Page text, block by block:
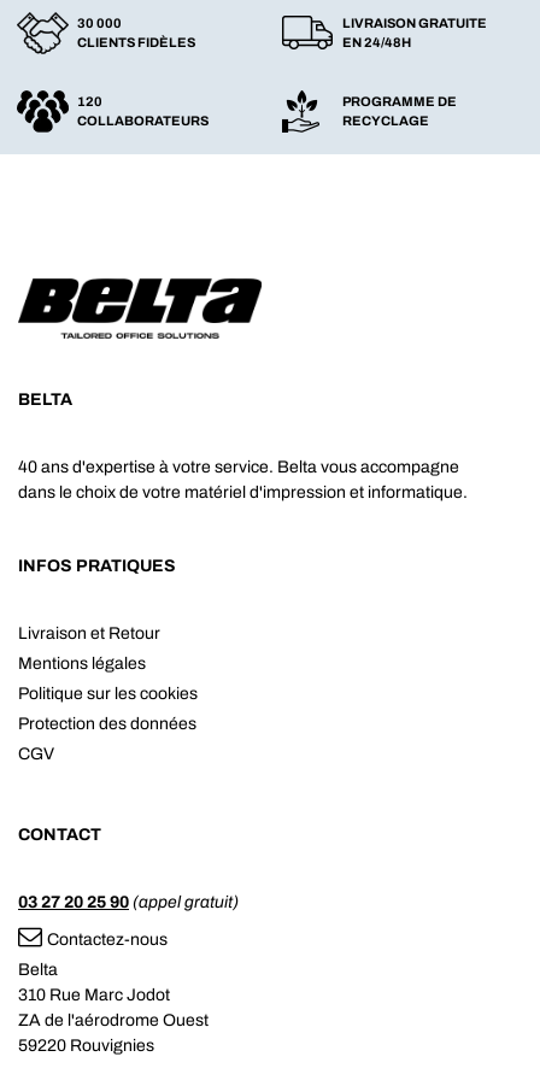
30 000
CLIENTS FIDÈLES
LIVRAISON GRATUITE
EN 24/48H
120
COLLABORATEURS
PROGRAMME DE
RECYCLAGE
BELTA
40 ans d'expertise à votre service. Belta vous accompagne
dans le choix de votre matériel d'impression et informatique.
INFOS PRATIQUES
Livraison et Retour
Mentions légales
Politique sur les cookies
Protection des données
CGV
CONTACT
03 27 20 25 90 (appel gratuit)
Contactez-nous
Belta
310 Rue Marc Jodot
ZA de l'aérodrome Ouest
59220 Rouvignies